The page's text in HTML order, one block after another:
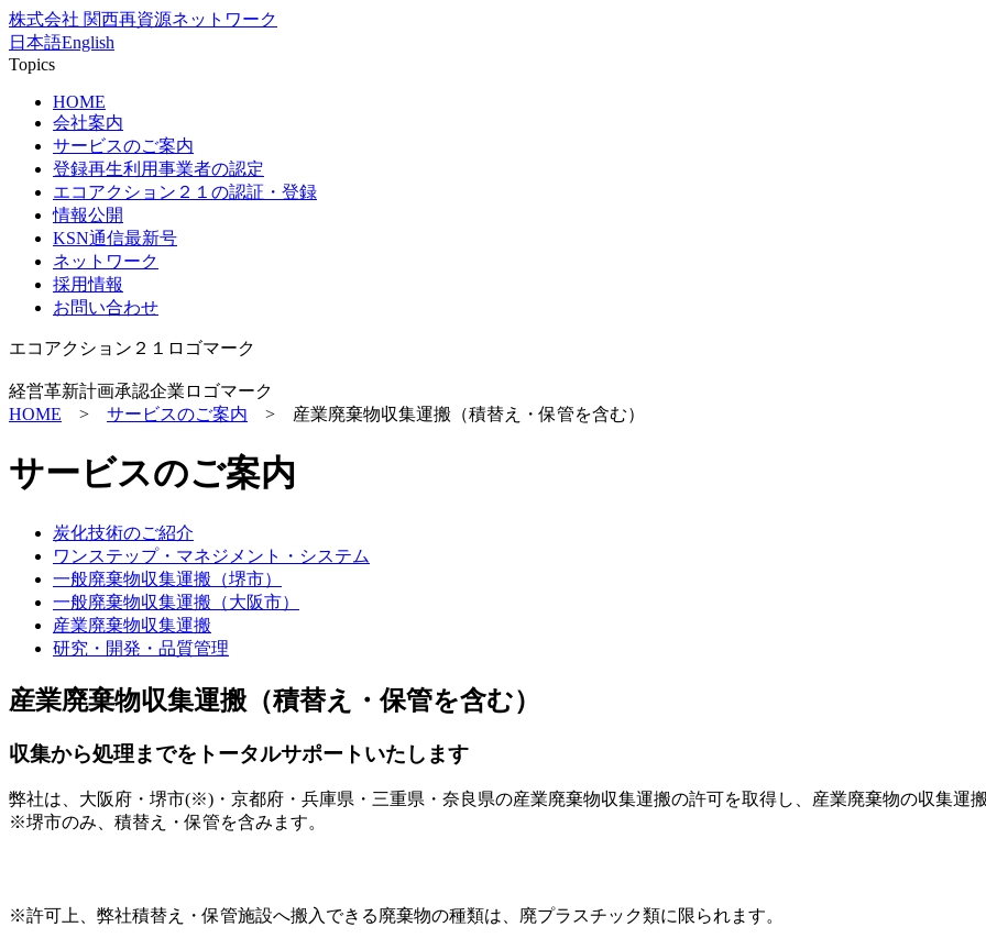
株式会社 関西再資源ネットワーク
日本語English
Topics
HOME
会社案内
サービスのご案内
登録再生利用事業者の認定
エコアクション２１の認証・登録
情報公開
KSN通信最新号
ネットワーク
採用情報
お問い合わせ
エコアクション２１ロゴマーク
経営革新計画承認企業ロゴマーク
HOME > サービスのご案内 > 産業廃棄物収集運搬（積替え・保管を含む）
サービスのご案内
炭化技術のご紹介
ワンステップ・マネジメント・システム
一般廃棄物収集運搬（堺市）
一般廃棄物収集運搬（大阪市）
産業廃棄物収集運搬
研究・開発・品質管理
産業廃棄物収集運搬（積替え・保管を含む）
収集から処理までをトータルサポートいたします
弊社は、大阪府・堺市(※)・京都府・兵庫県・三重県・奈良県の産業廃棄物収集運搬の許可を取得し、産業廃棄物の収集運
※堺市のみ、積替え・保管を含みます。
※許可上、弊社積替え・保管施設へ搬入できる廃棄物の種類は、廃プラスチック類に限られます。